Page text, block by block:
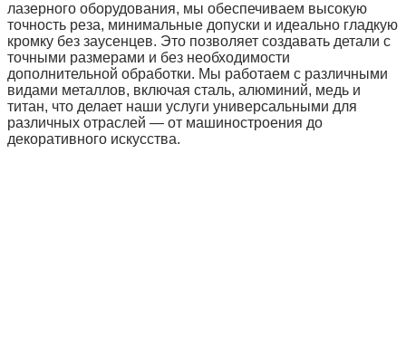
лазерного оборудования, мы обеспечиваем высокую
точность реза, минимальные допуски и идеально гладкую
кромку без заусенцев. Это позволяет создавать детали с
точными размерами и без необходимости
дополнительной обработки. Мы работаем с различными
видами металлов, включая сталь, алюминий, медь и
титан, что делает наши услуги универсальными для
различных отраслей — от машиностроения до
декоративного искусства.